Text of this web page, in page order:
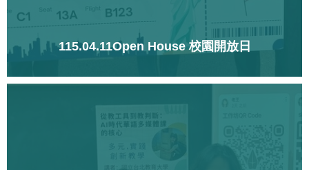
115.04.11Open House 校園開放日